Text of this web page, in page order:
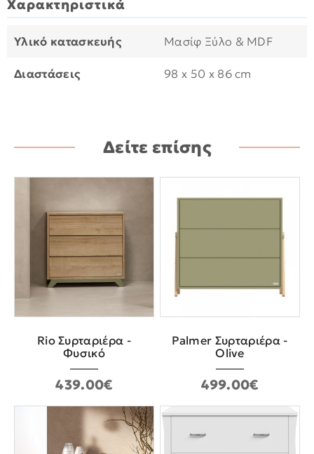
Χαρακτηριστικά
Υλικό κατασκευής Μασίφ Ξύλο & MDF
Διαστάσεις 98 x 50 x 86 cm
Δείτε επίσης
Rio Συρταριέρα -
Φυσικό
439.00€
Palmer Συρταριέρα -
Olive
499.00€